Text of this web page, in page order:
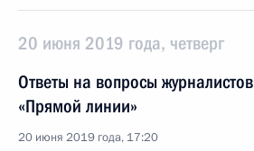
20 июня 2019 года, четверг
Ответы на вопросы
«Прямой линии»
20 июня 2019 года, 17:20